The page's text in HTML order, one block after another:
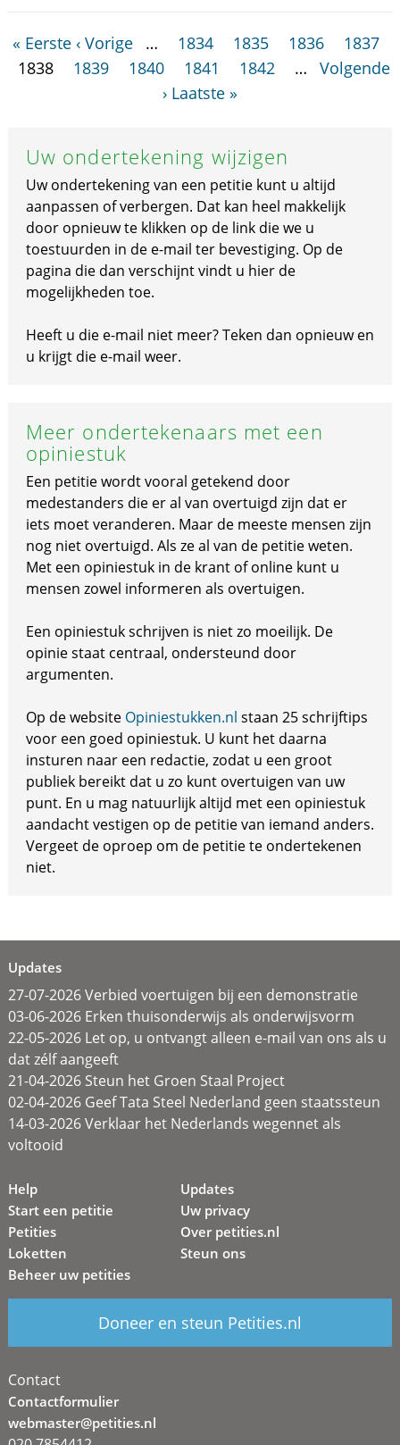
« Eerste ‹ Vorige … 1834 1835 1836
1837
1838
1839 1840 1841 1842 …
Volgende
› Laatste »
Uw ondertekening wijzigen
Uw ondertekening van een petitie kunt u altijd
aanpassen of verbergen. Dat kan heel makkelijk
door opnieuw te klikken op de link die we u
toestuurden in de e-mail ter bevestiging. Op de
pagina die dan verschijnt vindt u hier de
mogelijkheden toe.
Heeft u die e-mail niet meer? Teken dan opnieuw en
u krijgt die e-mail weer.
Meer ondertekenaars met een
opiniestuk
Een petitie wordt vooral getekend door
medestanders die er al van overtuigd zijn dat er
iets moet veranderen. Maar de meeste mensen zijn
nog niet overtuigd. Als ze al van de petitie weten.
Met een opiniestuk in de krant of online kunt u
mensen zowel informeren als overtuigen.
Een opiniestuk schrijven is niet zo moeilijk. De
opinie staat centraal, ondersteund door
argumenten.
Op de website Opiniestukken.nl staan 25 schrijftips
voor een goed opiniestuk. U kunt het daarna
insturen naar een redactie, zodat u een groot
publiek bereikt dat u zo kunt overtuigen van uw
punt. En u mag natuurlijk altijd met een opiniestuk
aandacht vestigen op de petitie van iemand anders.
Vergeet de oproep om de petitie te ondertekenen
niet.
Updates
27-07-2026 Verbied voertuigen bij een demonstratie
03-06-2026 Erken thuisonderwijs als onderwijsvorm
22-05-2026 Let op, u ontvangt alleen e-mail van ons als u
dat zélf aangeeft
21-04-2026 Steun het Groen Staal Project
02-04-2026 Geef Tata Steel Nederland geen staatssteun
14-03-2026 Verklaar het Nederlands wegennet als
voltooid
Help
Start een petitie
Petities
Loketten
Beheer uw petities
Updates
Uw privacy
Over petities.nl
Steun ons
Doneer en steun Petities.nl
Contact
Contactformulier
webmaster@petities.nl